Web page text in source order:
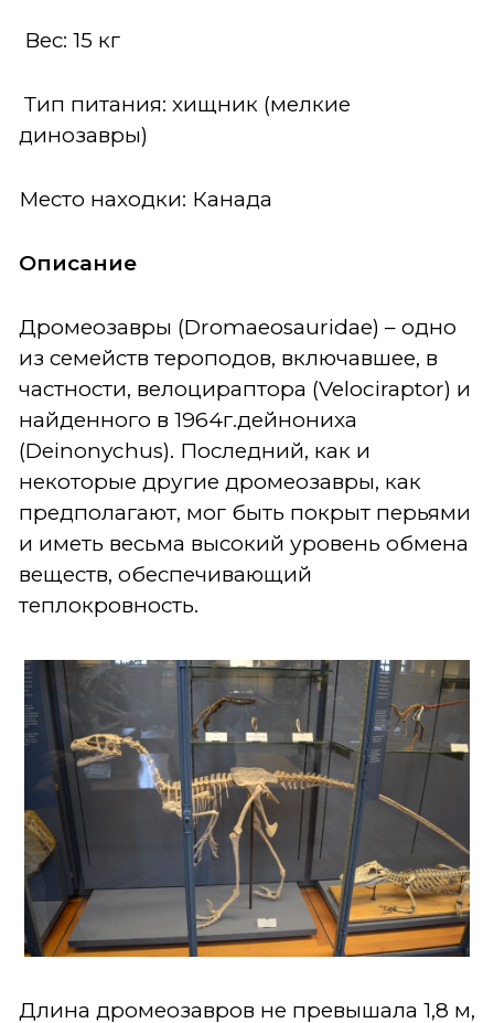
Вес: 15 кг
Тип питания: хищник (мелкие
динозавры)
Место находки: Канада
Описание
Дромеозавры (Dromaeosauridae) – одно
из семейств тероподов, включавшее, в
частности, велоцираптора (Velociraptor) и
найденного в 1964г.дейнониха
(Deinonychus). Последний, как и
некоторые другие дромеозавры, как
предполагают, мог быть покрыт перьями
и иметь весьма высокий уровень обмена
веществ, обеспечивающий
теплокровность.
Длина дромеозавров не превышала 1,8 м,